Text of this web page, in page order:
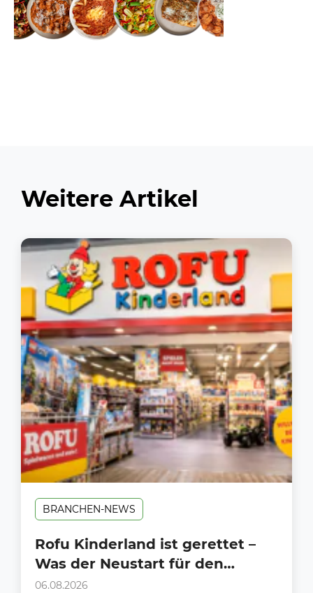
Weitere Artikel
BRANCHEN-NEWS
Rofu Kinderland ist gerettet –
Was der Neustart für den
Handel bedeutet
06.08.2026